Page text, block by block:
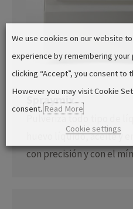
Spraymix
Pulveriza todo tipo de
huevo líquido, aceite y
con precisión y con el
We use cookies on our website
experience by remembering
clicking “Accept”, you consent to
However you may visit Cookie
consent. Read More
Cookie settings